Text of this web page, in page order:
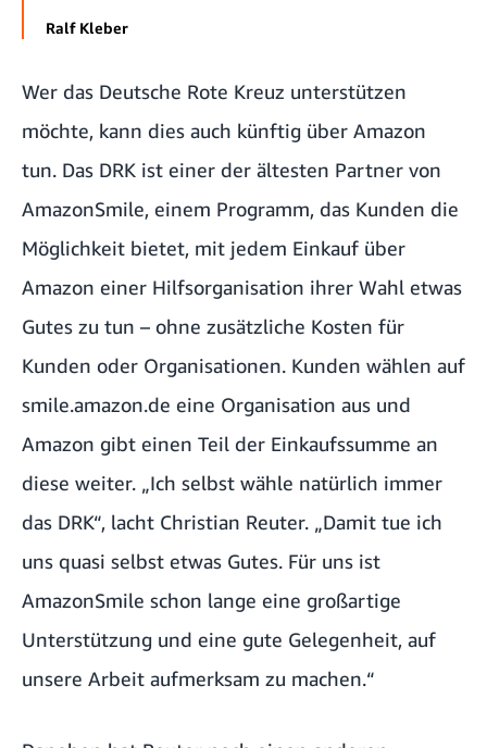
Ralf Kleber
Wer das Deutsche Rote Kreuz unterstützen
möchte, kann dies auch künftig über Amazon
tun. Das DRK ist einer der ältesten Partner von
AmazonSmile, einem Programm, das Kunden die
Möglichkeit bietet, mit jedem Einkauf über
Amazon einer Hilfsorganisation ihrer Wahl etwas
Gutes zu tun – ohne zusätzliche Kosten für
Kunden oder Organisationen. Kunden wählen auf
smile.amazon.de eine Organisation aus und
Amazon gibt einen Teil der Einkaufssumme an
diese weiter. „Ich selbst wähle natürlich immer
das DRK“, lacht Christian Reuter. „Damit tue ich
uns quasi selbst etwas Gutes. Für uns ist
AmazonSmile schon lange eine großartige
Unterstützung und eine gute Gelegenheit, auf
unsere Arbeit aufmerksam zu machen.“